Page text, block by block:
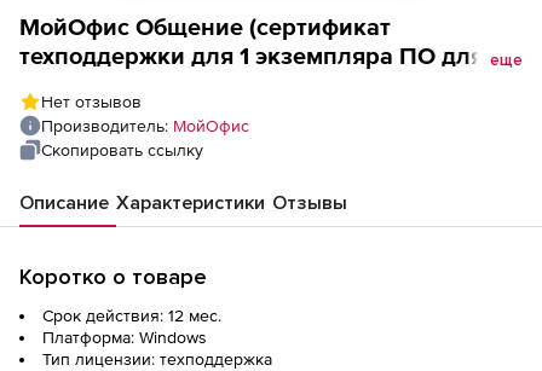
МойОфис Общение (сертификат
техподдержки для 1 экземпляра ПО для
уровень Расширенный
еще
Нет отзывов
Производитель: МойОфис
Скопировать ссылку
Описание Характеристики Отзывы
Коротко о товаре
Срок действия: 12 мес.
Платформа: Windows
Тип лицензии: техподдержка